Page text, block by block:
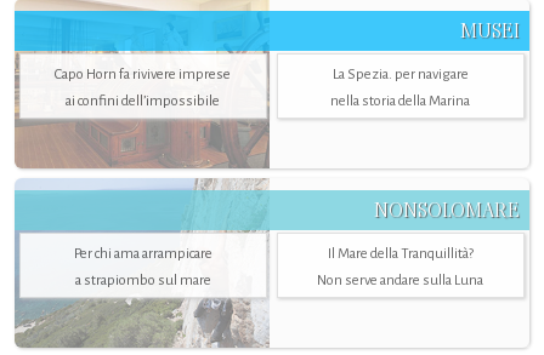
MUSEI
Capo Horn fa rivivere imprese
ai confini dell’impossibile
La Spezia. per navigare
nella storia della Marina
NONSOLOMARE
Per chi ama arrampicare
a strapiombo sul mare
Il Mare della Tranquillità?
Non serve andare sulla Luna